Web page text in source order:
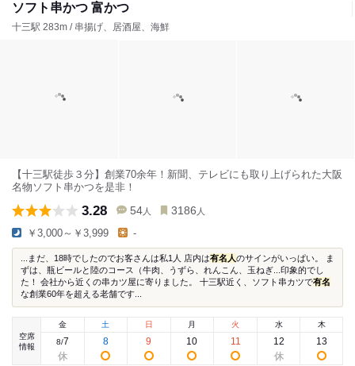
ソフト串かつ 富かつ
十三駅 283m / 串揚げ、居酒屋、海鮮
【十三駅徒歩３分】創業70余年！新聞、テレビにも取り上げられた大阪
名物ソフト串かつを是非！
3.28 54 人 3186 人
￥3,000～￥3,999 -
...まだ、18時でしたのでお客さんは私1人 店内は有名人のサインがいっぱい。 ま
ずは、瓶ビールと陸のコース（牛肉、うずら、れんこん、玉ねぎ...印象的でし
た！ 会社から近くの串カツ屋に寄りました。 十三駅近く、ソフト串カツで有名
な創業60年を超える老舗です...
空席
情報
金
8/7
土
8
日
9
月
10
火
11
水
12
木
13